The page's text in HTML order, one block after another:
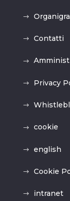
Contatti
Privacy
cookie
english
Cookie
intranet